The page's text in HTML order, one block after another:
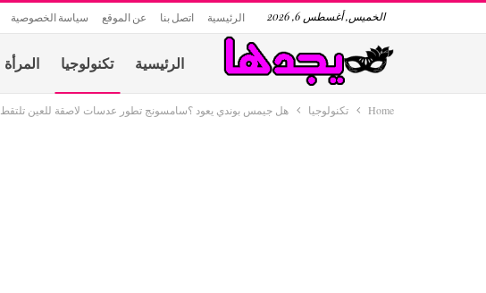
الخميس, أغسطس 6, 2026 الرئيسية اتصل بنا عن الموقع سياسة الخصوصية
الرئيسية تكنولوجيا المرأة
Home تكنولوجيا هل جيمس بوندي يعود ؟سامسونج تطور عدسات لاصقة للعين تلتقط